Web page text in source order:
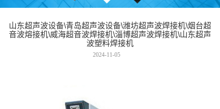
山东超声波设备\青岛超声波设备\潍坊超声波焊接机\烟台超
音波熔接机\威海超音波焊接机\淄博超声波焊接机\山东超声
波塑料焊接机
2024-11-05